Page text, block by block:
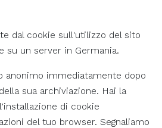
dal cookie sull'utilizzo del sito
su un server in Germania.
anonimo immediatamente dopo
sua archiviazione. Hai la
di cookie
del tuo browser. Segnaliamo